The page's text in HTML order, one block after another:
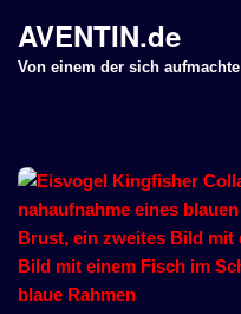
Z
n
h
a
l
t
AVENTIN.de
Von einem der sich aufmachte